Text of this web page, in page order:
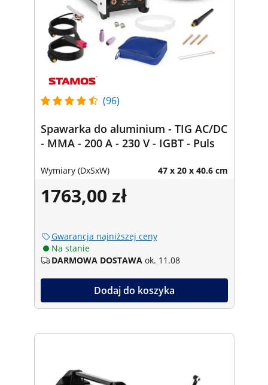
(96)
Spawarka do aluminium - TIG AC/DC
- MMA - 200 A - 230 V - IGBT - Puls
Wymiary (DxSxW) 47 x 20 x 40.6 cm
1763,00 zł
Gwarancja najniższej ceny
Na stanie
DARMOWA DOSTAWA ok. 11.08
Dodaj do koszyka